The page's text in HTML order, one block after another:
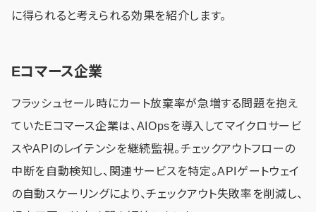
に得られると考えられる効果を紹介します。
Eコマース企業
フラッシュセール時にカート放棄率が急増する問題を抱え
ていたEコマース企業は、AIOpsを導入してマイクロサービ
スやAPIのレイテンシを継続監視。チェックアウトフローの
中断を自動検知し、関連サービスを特定。APIゲートウェイ
の自動スケーリングにより、チェックアウト失敗率を削減し、